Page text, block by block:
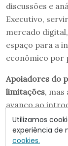
discussões e
Executivo,
mercado
espaço para a
econômico por
Apoiadores do
limitações,
avanço ao
governança
operam com
Utilizamos
experiência de
cookies.